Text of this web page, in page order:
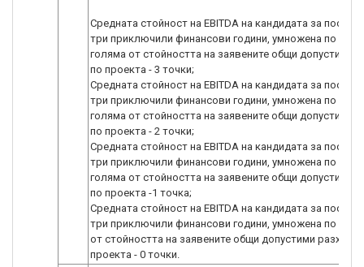
Средната стойност на EBITDA на кандидата за
три приключили финансови години, умножена по 5 е
голяма от стойността на заявените общи допустими
по проекта - 3 точки;
Средната стойност на EBITDA на кандидата за
три приключили финансови години, умножена по 6 е
голяма от стойността на заявените общи допустими
по проекта - 2 точки;
Средната стойност на EBITDA на кандидата за
три приключили финансови години, умножена по 7 е
голяма от стойността на заявените общи допустими
по проекта -1 точка;
Средната стойност на EBITDA на кандидата за
три приключили финансови години, умножена по 7 е
от стойността на заявените общи допустими разходи
проекта - 0 точки.